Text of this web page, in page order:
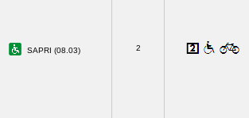
SAPRI (08.03) 2